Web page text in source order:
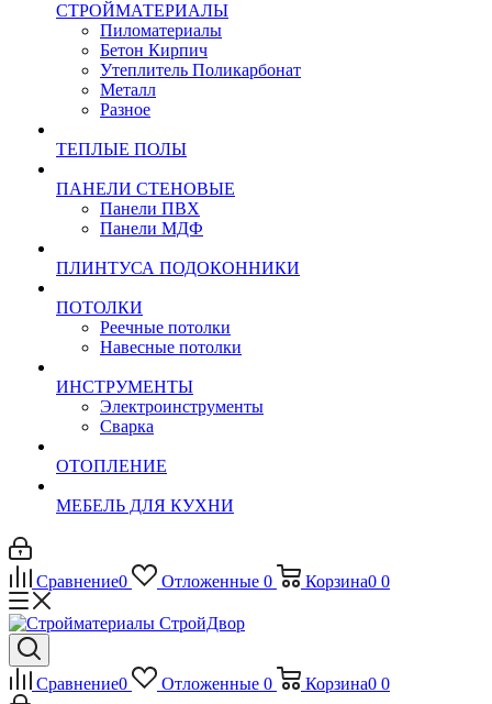
СТРОЙМАТЕРИАЛЫ
Пиломатериалы
Бетон Кирпич
Утеплитель Поликарбонат
Металл
Разное
ТЕПЛЫЕ ПОЛЫ
ПАНЕЛИ СТЕНОВЫЕ
Панели ПВХ
Панели МДФ
ПЛИНТУСА ПОДОКОННИКИ
ПОТОЛКИ
Реечные потолки
Навесные потолки
ИНСТРУМЕНТЫ
Электроинструменты
Сварка
ОТОПЛЕНИЕ
МЕБЕЛЬ ДЛЯ КУХНИ
Сравнение0 Отложенные 0 Корзина0 0
Сравнение0 Отложенные 0 Корзина0 0